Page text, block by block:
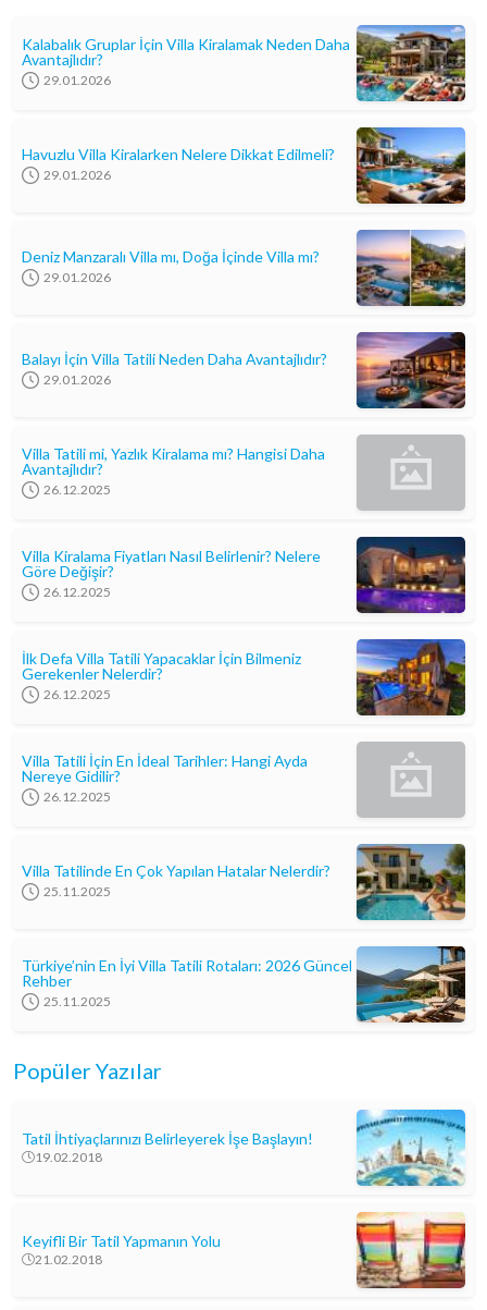
Kalabalık Gruplar İçin Villa Kiralamak Neden Daha
Avantajlıdır?
29.01.2026
Havuzlu Villa Kiralarken Nelere Dikkat Edilmeli?
29.01.2026
Deniz Manzaralı Villa mı, Doğa İçinde Villa mı?
29.01.2026
Balayı İçin Villa Tatili Neden Daha Avantajlıdır?
29.01.2026
Villa Tatili mi, Yazlık Kiralama mı? Hangisi Daha
Avantajlıdır?
26.12.2025
Villa Kiralama Fiyatları Nasıl Belirlenir? Nelere
Göre Değişir?
26.12.2025
İlk Defa Villa Tatili Yapacaklar İçin Bilmeniz
Gerekenler Nelerdir?
26.12.2025
Villa Tatili İçin En İdeal Tarihler: Hangi Ayda
Nereye Gidilir?
26.12.2025
Villa Tatilinde En Çok Yapılan Hatalar Nelerdir?
25.11.2025
Türkiye’nin En İyi Villa Tatili Rotaları: 2026 Güncel
Rehber
25.11.2025
Popüler Yazılar
Tatil İhtiyaçlarınızı Belirleyerek İşe Başlayın!
19.02.2018
Keyifli Bir Tatil Yapmanın Yolu
21.02.2018